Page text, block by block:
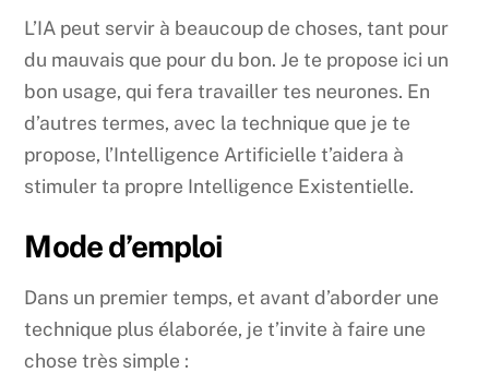
L’IA peut servir à beaucoup de choses, tant pour
du mauvais que pour du bon. Je te propose ici un
bon usage, qui fera travailler tes neurones. En
d’autres termes, avec la technique que je te
propose, l’Intelligence Artificielle t’aidera à
stimuler ta propre Intelligence Existentielle.
Mode d’emploi
Dans un premier temps, et avant d’aborder une
technique plus élaborée, je t’invite à faire une
chose très simple :